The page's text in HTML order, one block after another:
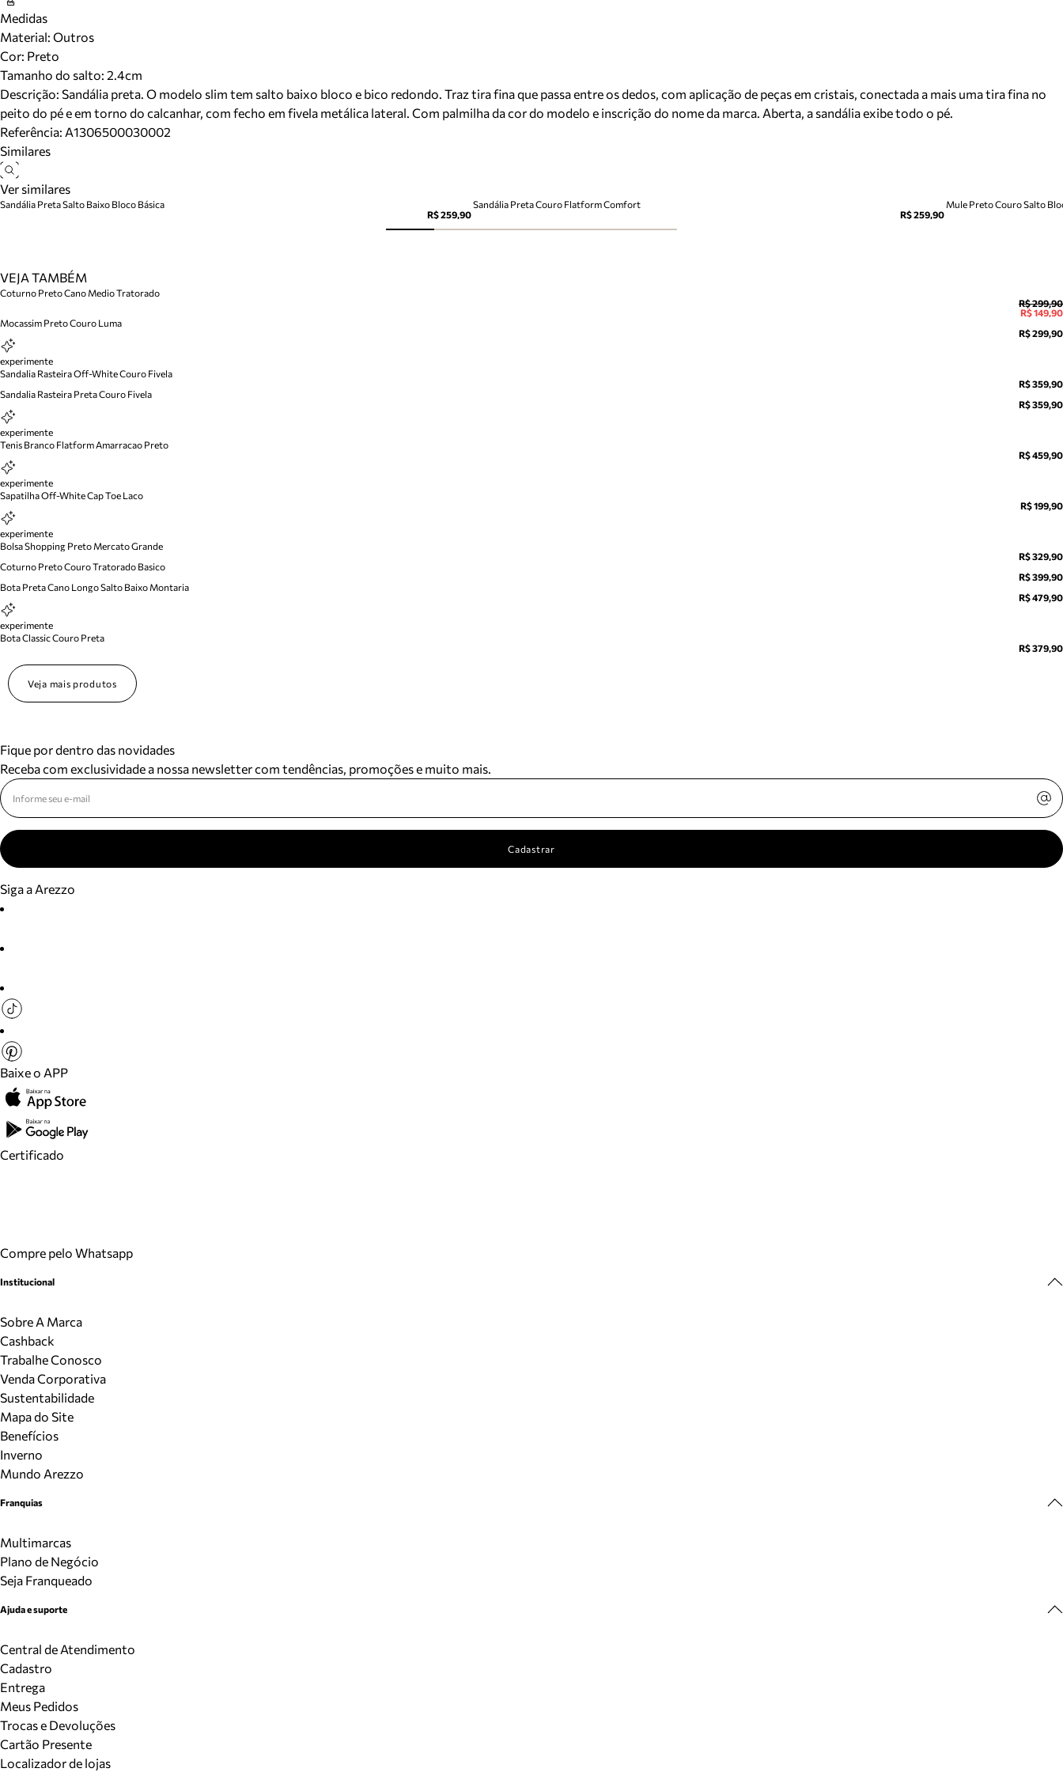
Medidas
Material: Outros
Cor: Preto
Tamanho do salto: 2.4cm
Descrição: Sandália preta. O modelo slim tem salto baixo bloco e bico redondo. Traz tira fina que passa entre os dedos, com aplicação de peças em cristais, conectada a mais uma tira fina no
peito do pé e em torno do calcanhar, com fecho em fivela metálica lateral. Com palmilha da cor do modelo e inscrição do nome da marca. Aberta, a sandália exibe todo o pé.
Referência: A1306500030002
Similares
Ver similares
Sandália Preta Salto Baixo Bloco Básica
R$ 259,90
Sandália Preta Couro Flatform Comfort
R$ 259,90
Mule Preto Couro Salto
VEJA TAMBÉM
Coturno Preto Cano Medio Tratorado
R$ 299,90
R$ 149,90
Mocassim Preto Couro Luma
R$ 299,90
experimente
Sandalia Rasteira Off-White Couro Fivela
R$ 359,90
Sandalia Rasteira Preta Couro Fivela
R$ 359,90
experimente
Tenis Branco Flatform Amarracao Preto
R$ 459,90
experimente
Sapatilha Off-White Cap Toe Laco
R$ 199,90
experimente
Bolsa Shopping Preto Mercato Grande
R$ 329,90
Coturno Preto Couro Tratorado Basico
R$ 399,90
Bota Preta Cano Longo Salto Baixo Montaria
R$ 479,90
experimente
Bota Classic Couro Preta
R$ 379,90
Veja mais produtos
Fique por dentro das novidades
Receba com exclusividade a nossa newsletter com tendências, promoções e muito mais.
Cadastrar
Siga a Arezzo
Baixe o APP
Certificado
Compre pelo Whatsapp
Institucional
Sobre A Marca
Cashback
Trabalhe Conosco
Venda Corporativa
Sustentabilidade
Mapa do Site
Benefícios
Inverno
Mundo Arezzo
Franquias
Multimarcas
Plano de Negócio
Seja Franqueado
Ajuda e suporte
Central de Atendimento
Cadastro
Entrega
Meus Pedidos
Trocas e Devoluções
Cartão Presente
Localizador de lojas